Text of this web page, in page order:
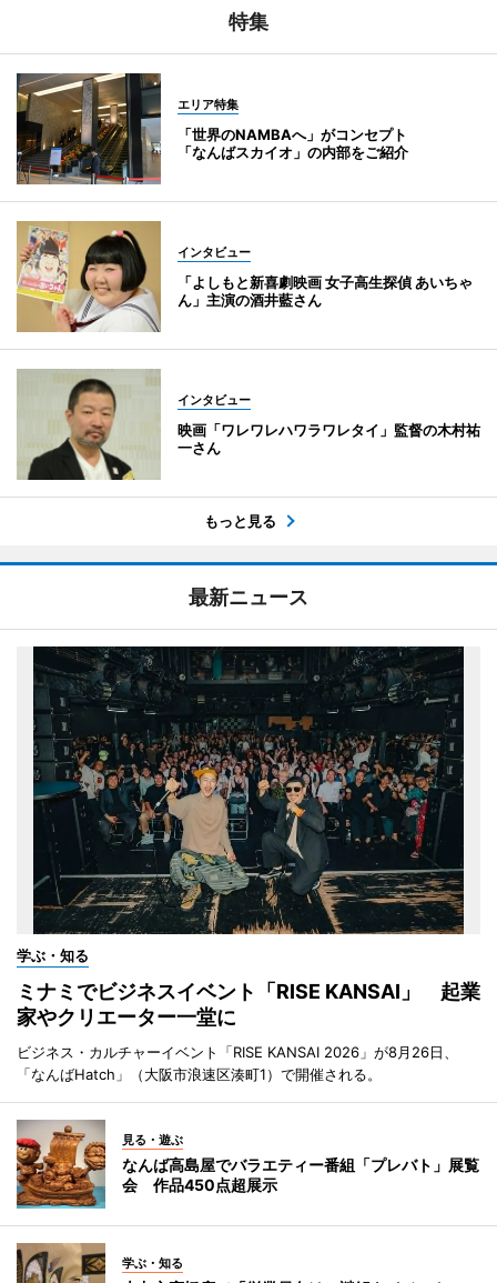
特集
エリア特集
「世界のNAMBAへ」がコンセプト
「なんばスカイオ」の内部をご紹介
インタビュー
「よしもと新喜劇映画 女子高生探偵 あいちゃ
ん」主演の酒井藍さん
インタビュー
映画「ワレワレハワラワレタイ」監督の木村祐
一さん
もっと見る
最新ニュース
学ぶ・知る
ミナミでビジネスイベント「RISE KANSAI」 起業
家やクリエーター一堂に
ビジネス・カルチャーイベント「RISE KANSAI 2026」が8月26日、
「なんばHatch」（大阪市浪速区湊町1）で開催される。
見る・遊ぶ
なんば高島屋でバラエティー番組「プレバト」展覧
会 作品450点超展示
学ぶ・知る